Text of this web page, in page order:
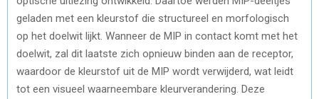
geladen met een kleurstof die structureel en morfologisch
op het doelwit lijkt. Wanneer de MIP in contact komt met het
doelwit, zal dit laatste zich opnieuw binden aan de receptor,
waardoor de kleurstof uit de MIP wordt verwijderd, wat leidt
tot een visueel waarneembare kleurverandering. Deze